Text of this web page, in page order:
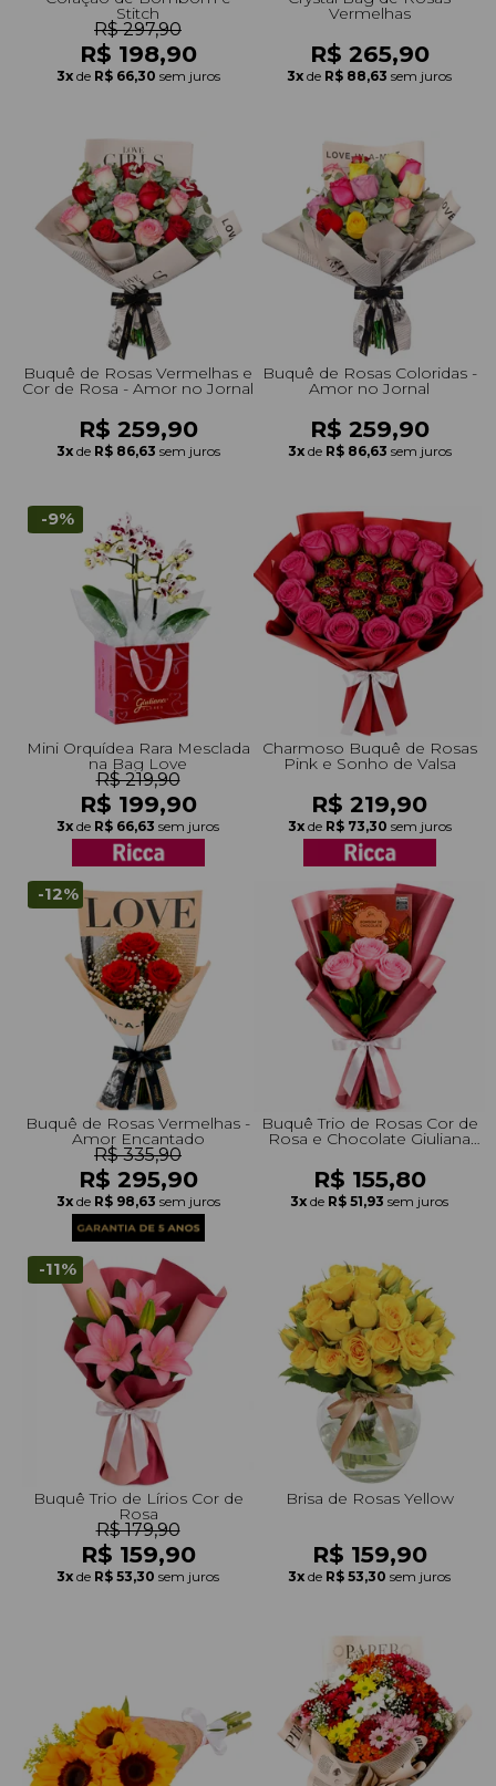
Stitch
R$ 297,90
R$ 198,90
3x de R$ 66,30 sem juros
Vermelhas
R$ 265,90
3x de R$ 88,63 sem juros
Buquê de Rosas Vermelhas e
Cor de Rosa - Amor no Jornal
R$ 259,90
3x de R$ 86,63 sem juros
Buquê de Rosas Coloridas -
Amor no Jornal
R$ 259,90
3x de R$ 86,63 sem juros
-9%
Mini Orquídea Rara Mesclada
na Bag Love
R$ 219,90
R$ 199,90
3x de R$ 66,63 sem juros
Charmoso Buquê de Rosas
Pink e Sonho de Valsa
R$ 219,90
3x de R$ 73,30 sem juros
-12%
Buquê de Rosas Vermelhas -
Amor Encantado
R$ 335,90
R$ 295,90
3x de R$ 98,63 sem juros
Buquê Trio de Rosas Cor de
Rosa e Chocolate Giuliana
R$ 155,80
3x de R$ 51,93 sem juros
-11%
Buquê Trio de Lírios Cor de
Rosa
R$ 179,90
R$ 159,90
3x de R$ 53,30 sem juros
Brisa de Rosas Yellow
R$ 159,90
3x de R$ 53,30 sem juros